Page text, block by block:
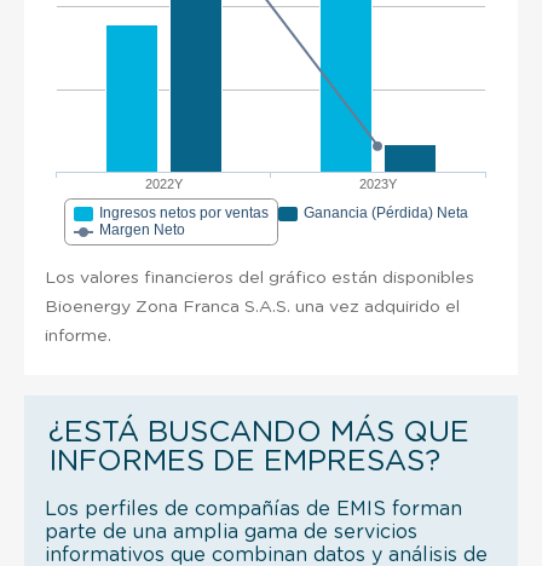
2022Y 2023Y
Ingresos netos por ventas
Ganancia (Pérdida) Neta
Margen Neto
Los valores financieros del gráfico están disponibles
Bioenergy Zona Franca S.A.S. una vez adquirido el
informe.
¿ESTÁ BUSCANDO MÁS QUE
INFORMES DE EMPRESAS?
Los perfiles de compañías de EMIS forman
parte de una amplia gama de servicios
informativos que combinan datos y análisis de